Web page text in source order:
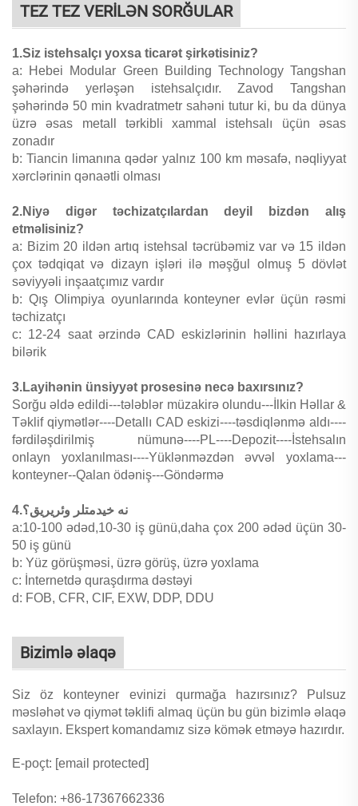
TEZ TEZ VERİLƏN SORĞULAR
1.Siz istehsalçı yoxsa ticarət şirkətisiniz?
a: Hebei Modular Green Building Technology Tangshan
şəhərində yerləşən istehsalçıdır. Zavod Tangshan
şəhərində 50 min kvadratmetr sahəni tutur ki, bu da dünya
üzrə əsas metall tərkibli xammal istehsalı üçün əsas
zonadır
b: Tiancin limanına qədər yalnız 100 km məsafə, nəqliyyat
xərclərinin qənaətli olması
2.Niyə digər təchizatçılardan deyil bizdən alış
etməlisiniz?
a: Bizim 20 ildən artıq istehsal təcrübəmiz var və 15 ildən
çox tədqiqat və dizayn işləri ilə məşğul olmuş 5 dövlət
səviyyəli inşaatçımız vardır
b: Qış Olimpiya oyunlarında konteyner evlər üçün rəsmi
təchizatçı
c: 12-24 saat ərzində CAD eskizlərinin həllini hazırlaya
bilərik
3.Layihənin ünsiyyət prosesinə necə baxırsınız?
Sorğu əldə edildi---tələblər müzakirə olundu---İlkin Həllar &
Təklif qiymətlər----Detallı CAD eskizi----təsdiqlənmə aldı----
fərdiləşdirilmiş nümunə----PL----Depozit----İstehsalın
onlayn yoxlanılması----Yüklənməzdən əvvəl yoxlama---
konteyner--Qalan ödəniş---Göndərmə
4.نه خیدمتلر وئریریق؟
a:10-100 ədəd,10-30 iş günü,daha çox 200 ədəd üçün 30-
50 iş günü
b: Yüz görüşməsi, üzrə görüş, üzrə yoxlama
c: İnternetdə quraşdırma dəstəyi
d: FOB, CFR, CIF, EXW, DDP, DDU
Bizimlə əlaqə
Siz öz konteyner evinizi qurmağa hazırsınız? Pulsuz
məsləhət və qiymət təklifi almaq üçün bu gün bizimlə əlaqə
saxlayın. Ekspert komandamız sizə kömək etməyə hazırdır.
E-poçt: [email protected]
Telefon: +86-17367662336